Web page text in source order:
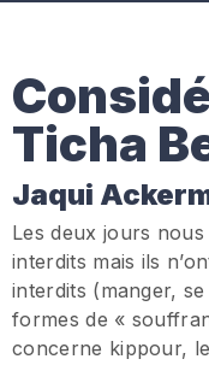
Ticha
Jaqui
Les deux jours
interdits mais ils
interdits (manger,
formes de «
concerne kippour,